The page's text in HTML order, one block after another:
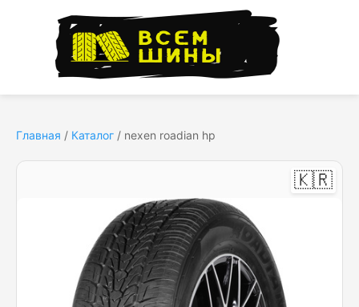
Главная / Каталог / nexen roadian hp
🇰🇷